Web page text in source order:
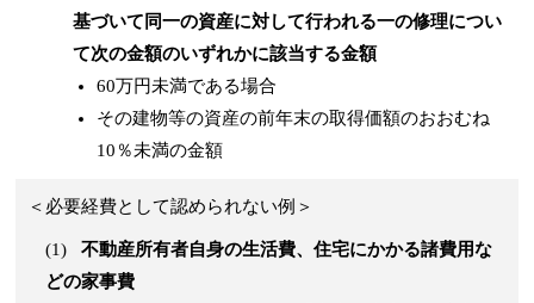
基づいて同一の資産に対して行われる一の修理につい
て次の金額のいずれかに該当する金額
60万円未満である場合
その建物等の資産の前年末の取得価額のおおむね
10％未満の金額
＜必要経費として認められない例＞
(1)
不動産所有者自身の生活費、住宅にかかる諸費用な
どの家事費